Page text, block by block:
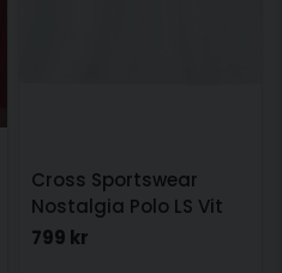
Cross Sportswear
Nostalgia Polo LS Vit
799 kr